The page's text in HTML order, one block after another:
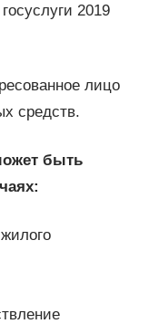
2019
лицо
средств.
быть